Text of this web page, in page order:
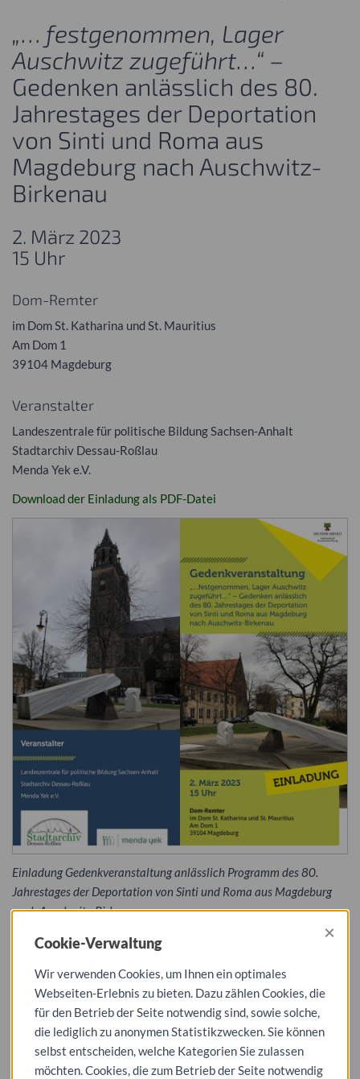
„… festgenommen, Lager
Auschwitz zugeführt…“ –
Gedenken anlässlich des 80.
Jahrestages der Deportation
von Sinti und Roma aus
Magdeburg nach Auschwitz-
Birkenau
2. März 2023
15 Uhr
Dom-Remter
im Dom St. Katharina und St. Mauritius
Am Dom 1
39104 Magdeburg
Veranstalter
Landeszentrale für politische Bildung Sachsen-Anhalt
Stadtarchiv Dessau-Roßlau
Menda Yek e.V.
Download der Einladung als PDF-Datei
Einladung Gedenkveranstaltung anlässlich Programm des 80.
Jahrestages der Deportation von Sinti und Roma aus Magdeburg
nach Auschwitz-Birkenau
Gedenken anlässlich Programm des
80. Jahrestages der Deportation von
Sinti und Roma aus Magdeburg nach
Auschwitz-Birkenau
Mehr als 300 Menschen, die den Minderheiten der Sinti und
Cookie-Verwaltung ×
Wir verwenden Cookies, um Ihnen ein optimales
Webseiten-Erlebnis zu bieten. Dazu zählen Cookies, die
für den Betrieb der Seite notwendig sind, sowie solche,
die lediglich zu anonymen Statistikzwecken. Sie können
selbst entscheiden, welche Kategorien Sie zulassen
möchten. Cookies, die zum Betrieb der Seite notwendig